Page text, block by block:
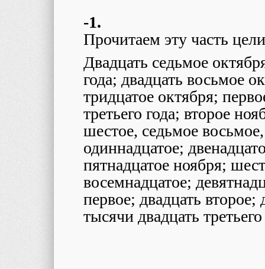
-1.
Прочитаем эту часть
Двадцать седьмое
года; двадцать восьмое
тридцатое октября;
третьего года; второе
шестое, седьмое
одиннадцатое;
пятнадцатое ноября;
восемнадцатое;
первое; двадцать второе;
тысячи двадцать третьего